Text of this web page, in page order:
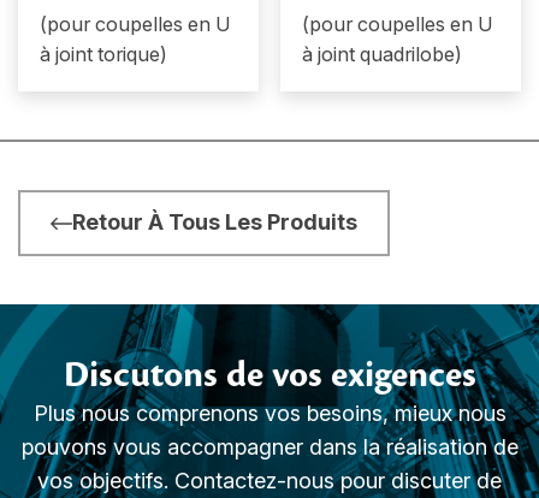
(pour coupelles en U
à joint torique)
(pour coupelles en U
à joint quadrilobe)
Retour À Tous Les Produits
Discutons de vos exigences
Plus nous comprenons vos besoins, mieux nous
pouvons vous accompagner dans la réalisation de
vos objectifs. Contactez-nous pour discuter de